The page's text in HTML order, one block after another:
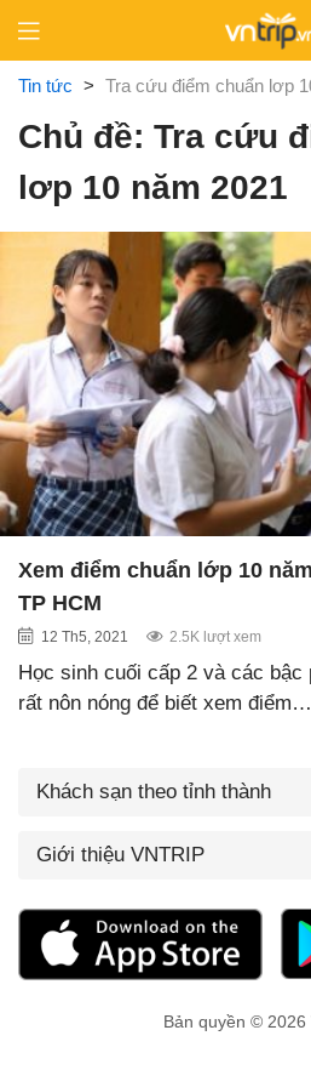
content
Tin tức > Tra cứu điểm chuẩn lơp
Chủ đề: Tra cứu
lơp 10 năm 2021
Xem điểm chuẩn lớp 10
TP HCM
12 Th5, 2021 2.5K lượt xem
Học sinh cuối cấp 2 và các bậc
rất nôn nóng để biết xem điểm…
Khách sạn theo tỉnh thành
Giới thiệu VNTRIP
Bản quyền © 2026